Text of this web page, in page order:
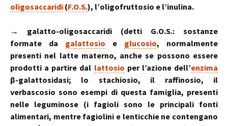
oligosaccaridi (F.O.S.), l’oligofruttosio e l’inulina.
→ galatto-oligosaccaridi (detti G.O.S.: sostanze
formate da galattosio e glucosio, normalmente
presenti nel latte materno, anche se possono essere
prodotti a partire dal lattosio per l’azione dell’enzima
β-galattosidasi; lo stachiosio, il raffinosio, il
verbascosio sono esempi di questa famiglia, presenti
nelle leguminose (i fagioli sono le principali fonti
alimentari, mentre fagiolini e lenticchie ne contengano